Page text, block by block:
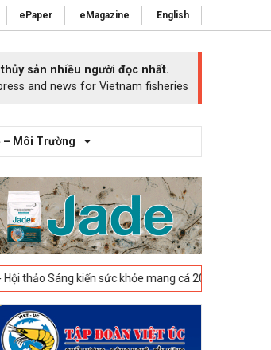
ePaper eMagazine English
sản nhiều người đọc nhất.
and news for Vietnam fisheries
– Môi Trường
kiến sức khỏe mang cá 2025 -23-04-2025